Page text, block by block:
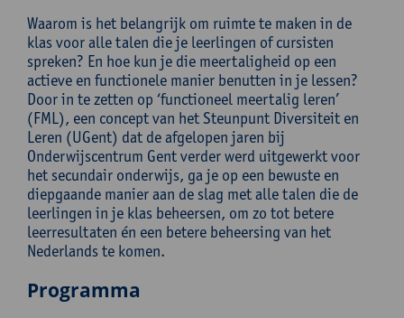
Waarom is het belangrijk om ruimte te maken in de
klas voor alle talen die je leerlingen of cursisten
spreken? En hoe kun je die meertaligheid op een
actieve en functionele manier benutten in je lessen?
Door in te zetten op ‘functioneel meertalig leren’
(FML), een concept van het Steunpunt Diversiteit en
Leren (UGent) dat de afgelopen jaren bij
Onderwijscentrum Gent verder werd uitgewerkt voor
het secundair onderwijs, ga je op een bewuste en
diepgaande manier aan de slag met alle talen die de
leerlingen in je klas beheersen, om zo tot betere
leerresultaten én een betere beheersing van het
Nederlands te komen.
Programma